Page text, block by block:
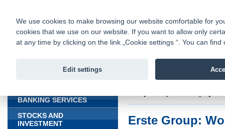
Fio bank
Fio banka
Erste Group:
BANKING SERVICES
STOCKS AND
INVESTMENT
We use cookies to make browsing our website comfortable for
cookies that we use on our website. If you want to allow only
at any time by clicking on the link „Cookie settings “. You can
Edit settings